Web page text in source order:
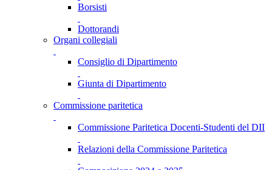
Borsisti
Dottorandi
Organi collegiali
Consiglio di Dipartimento
Giunta di Dipartimento
Commissione paritetica
Commissione Paritetica Docenti-Studenti del DII
Relazioni della Commissione Paritetica